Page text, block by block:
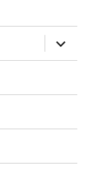
anzeigen